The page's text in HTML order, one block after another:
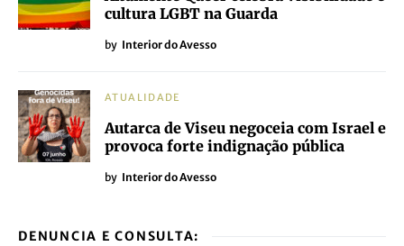
cultura LGBT na Guarda
by Interior do Avesso
ATUALIDADE
Autarca de Viseu negoceia com Israel e
provoca forte indignação pública
by Interior do Avesso
DENUNCIA E CONSULTA: